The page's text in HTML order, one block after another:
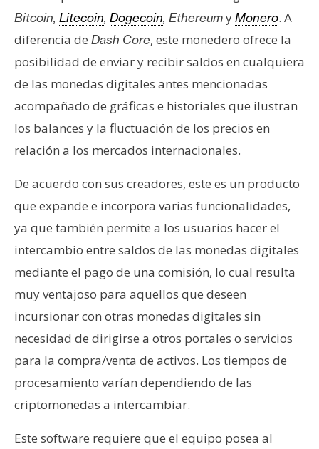
Bitcoin, Litecoin, Dogecoin, EthereumyMonero. A
diferencia de Dash Core, este monedero ofrece la
posibilidad de enviar y recibir saldos en cualquiera
de las monedas digitales antes mencionadas
acompañado de gráficas e historiales que ilustran
los balances y la fluctuación de los precios en
relación a los mercados internacionales.
De acuerdo con sus creadores, este es un producto
que expande e incorpora varias funcionalidades,
ya que también permite a los usuarios hacer el
intercambio entre saldos de las monedas digitales
mediante el pago de una comisión, lo cual resulta
muy ventajoso para aquellos que deseen
incursionar con otras monedas digitales sin
necesidad de dirigirse a otros portales o servicios
para la compra/venta de activos. Los tiempos de
procesamiento varían dependiendo de las
criptomonedas a intercambiar.
Este software requiere que el equipo posea al